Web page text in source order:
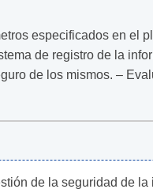
especificados en el
de registro de la
de los mismos. –
de la seguridad de